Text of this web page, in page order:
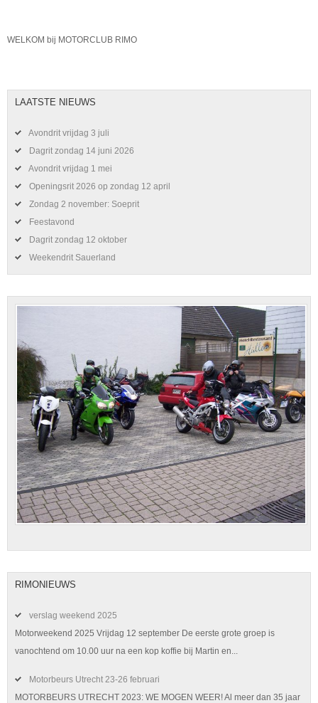
WELKOM bij MOTORCLUB RIMO
LAATSTE NIEUWS
Avondrit vrijdag 3 juli
Dagrit zondag 14 juni 2026
Avondrit vrijdag 1 mei
Openingsrit 2026 op zondag 12 april
Zondag 2 november: Soeprit
Feestavond
Dagrit zondag 12 oktober
Weekendrit Sauerland
RIMONIEUWS
verslag weekend 2025
Motorweekend 2025 Vrijdag 12 september De eerste grote groep is
vanochtend om 10.00 uur na een kop koffie bij Martin en...
Motorbeurs Utrecht 23-26 februari
MOTORBEURS UTRECHT 2023: WE MOGEN WEER! Al meer dan 35 jaar